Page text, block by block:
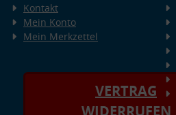
Kontakt
Mein Konto
Mein Merkzettel
VERTRAG
WIDERRUFEN